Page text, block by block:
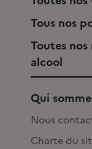
Tous nos
Toutes
alcool
Qui
Nous
Charte du